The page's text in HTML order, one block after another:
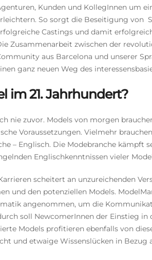
Kunden und KollegInnen um
So sorgt die Beseitigung von
Castings und damit
Zusammenarbeit zwischen der
aus Barcelona und unserer
ganz neuen Weg des
im 21. Jahrhundert?
nie zuvor. Models von morgen
Voraussetzungen. Vielmehr
– Englisch. Die Modebranche kämpft
Englischkenntnissen vieler
scheitert an unzureichenden
und den potenziellen Models.
angenommen, um die
soll NewcomerInnen der Einstieg in
Models profitieren ebenfalls von
und etwaige Wissenslücken in Bezug